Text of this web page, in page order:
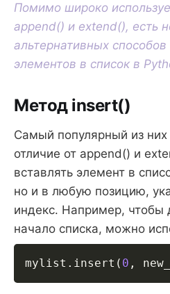
Помимо широко
append() и extend(), есть
альтернативных
элементов в список в
Метод insert()
Самый популярный из
отличие от append() и
вставлять элемент в
но и в любую позицию,
индекс. Например, чтобы
начало списка, можно
mylist . insert ( 0 ,